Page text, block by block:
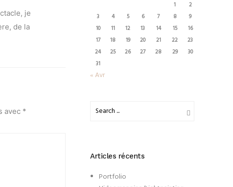
je
de la
avec *
1
2
3
4 5 6 7 8
9
10
11 12 13 14 15
16
17
18 19 20 21 22
23
24
25 26 27 28 29
30
31
« Avr
Articles récents
Portfolio